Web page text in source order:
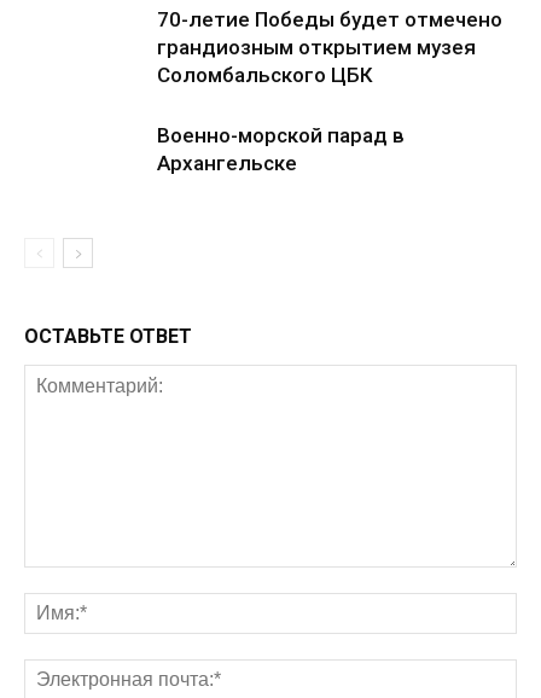
70-летие Победы будет отмечено
грандиозным открытием музея
Соломбальского ЦБК
Военно-морской парад в
Архангельске
ОСТАВЬТЕ ОТВЕТ